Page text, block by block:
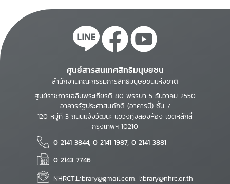
ศูนย์สารสนเทศสิทธิมนุษยชน
สำนักงานคณะกรรมการสิทธิมนุษยชนแห่งชาติ
ศูนย์ราชการเฉลิมพระเกียรติ 80 พรรษา 5 ธันวาคม 2550
อาคารรัฐประศาสนภักดี (อาคารบี) ชั้น 7
120 หมู่ที่ 3 ถนนแจ้งวัฒนะ แขวงทุ่งสองห้อง เขตหลักสี่
กรุงเทพฯ 10210
0 2141 3844, 0 2141 1987, 0 2141 3881
0 2143 7746
NHRCT.Library@gmail.com; library@nhrc.or.th